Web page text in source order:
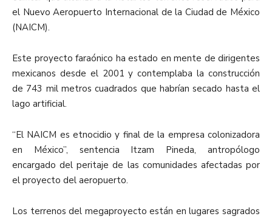
el Nuevo Aeropuerto Internacional de la Ciudad de México
(NAICM).
Este proyecto faraónico ha estado en mente de dirigentes
mexicanos desde el 2001 y contemplaba la construcción
de 743 mil metros cuadrados que habrían secado hasta el
lago artificial.
“El NAICM es etnocidio y final de la empresa colonizadora
en México”, sentencia Itzam Pineda, antropólogo
encargado del peritaje de las comunidades afectadas por
el proyecto del aeropuerto.
Los terrenos del megaproyecto están en lugares sagrados